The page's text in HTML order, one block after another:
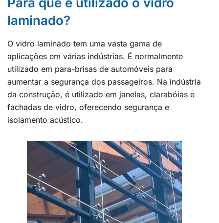
laminado?
O vidro laminado tem uma vasta gama de
aplicações em várias indústrias. É normalmente
utilizado em para-brisas de automóveis para
aumentar a segurança dos passageiros. Na indústria
da construção, é utilizado em janelas, clarabóias e
fachadas de vidro, oferecendo segurança e
isolamento acústico.